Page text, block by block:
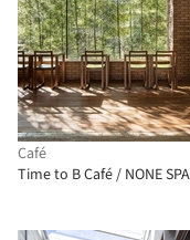
Café
Time to B Café / NONE